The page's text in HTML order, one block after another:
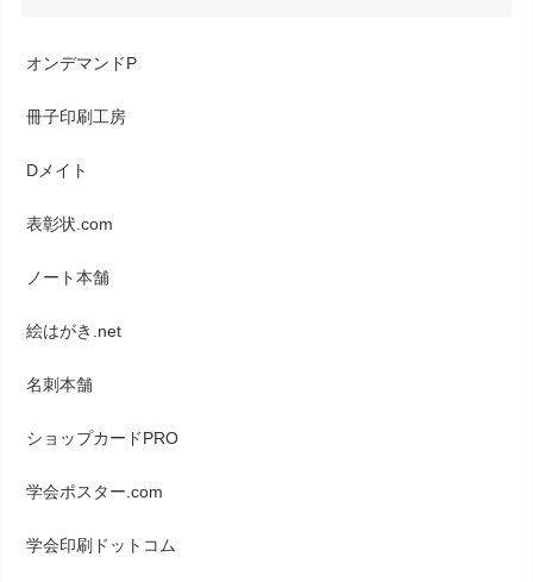
オンデマンドP
冊子印刷工房
Dメイト
表彰状.com
ノート本舗
絵はがき.net
名刺本舗
ショップカードPRO
学会ポスター.com
学会印刷ドットコム